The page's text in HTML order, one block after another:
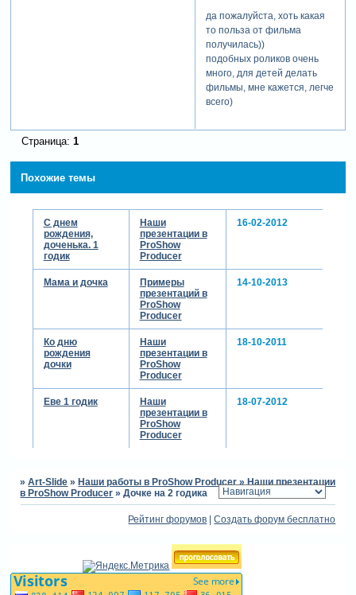
да пожалуйста, хоть какая
то польза от фильма
получилась))
подобных роликов очень
много, для детей делать
фильмы, мне кажется, легче
всего)
Страница: 1
Похожие темы
С днем
рождения,
доченька. 1
годик
Наши
презентации в
ProShow
Producer
16-02-2012
Мама и дочка
Примеры
презентаций в
ProShow
Producer
14-10-2013
Ко дню
рождения
дочки
Наши
презентации в
ProShow
Producer
18-10-2011
Еве 1 годик
Наши
презентации в
ProShow
Producer
18-07-2012
»Art-Slide »Наши работы в ProShow Producer »Наши презентации
в ProShow Producer »Дочке на 2 годика
Рейтинг форумов |Создать форум бесплатно